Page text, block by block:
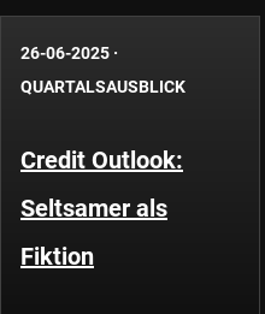
26-06-2025 ·
QUARTALSAUSBLICK
Credit Outlook:
Seltsamer als
Fiktion